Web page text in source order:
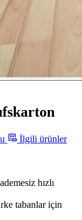
İlgili ürünler
hızlı
tabanlar için